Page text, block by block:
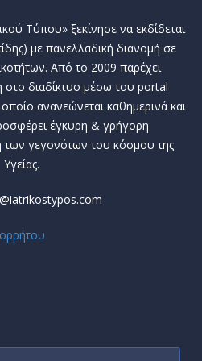
Τύπου» ξεκίνησε να εκδίδεται
με πανελλαδική διανομή σε
Από το 2009 παρέχει
στο διαδίκτυο μέσω του portal
ανανεώνεται καθημερινά και
έγκυρη & γρήγορη
γεγονότων του κόσμου της
Υγείας.